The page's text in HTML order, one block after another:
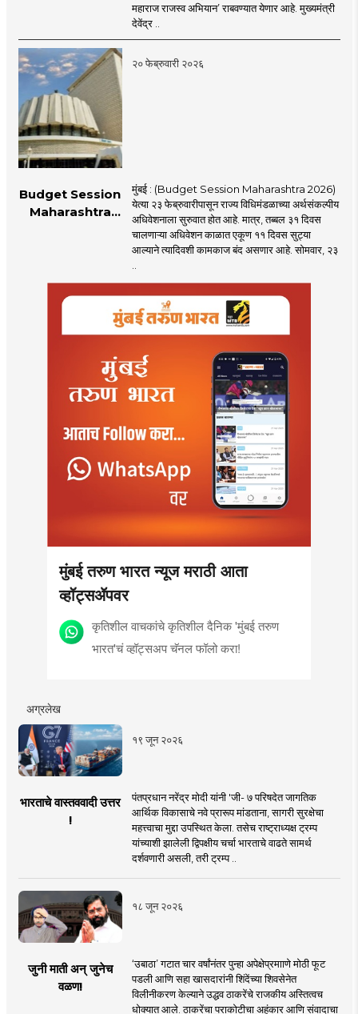
महाराज राजस्व अभियान'
सुरू; १५ सेवा आता
जनतेच्या दारी
महाराज राजस्व अभियान’ राबवण्यात येणार आहे. मुख्यमंत्री
देवेंद्र ..
२० फेब्रुवारी २०२६
Budget Session
Maharashtra
मुंबई : (Budget Session Maharashtra 2026)
येत्या २३ फेब्रुवारीपासून राज्य विधिमंडळाच्या अर्थसंकल्पीय
अधिवेशनाला सुरुवात होत आहे. मात्र, तब्बल ३१ दिवस
चालणाऱ्या अधिवेशन काळात एकूण ११ दिवस सुट्या
आल्याने त्यादिवशी कामकाज बंद असणार आहे. सोमवार, २३
मुंबई तरुण भारत न्यूज मराठी आता
व्हॉट्सॲपवर
कृतिशील वाचकांचे कृतिशील दैनिक 'मुंबई तरुण
भारत'चं व्हॉट्सअप चॅनल फॉलो करा!
अग्रलेख
१९ जून २०२६
भारताचे वास्तववादी उत्तर
!
पंतप्रधान नरेंद्र मोदी यांनी 'जी- ७ परिषदेत जागतिक
आर्थिक विकासाचे नवे प्रारूप मांडताना, सागरी सुरक्षेचा
महत्त्वाचा मुद्दा उपस्थित केला. तसेच राष्ट्राध्यक्ष ट्रम्प
यांच्याशी झालेली द्विपक्षीय चर्चा भारताचे वाढते सामर्थ
दर्शवणारी असली, तरी ट्रम्प ..
१८ जून २०२६
जुनी माती अन् जुनेच
वळण!
‘उबाठा’ गटात चार वर्षांनंतर पुन्हा अपेक्षेप्रमााणे मोठी फूट
पडली आणि सहा खासदारांनी शिंदेंच्या शिवसेनेत
विलीनीकरण केल्याने उद्धव ठाकरेंचे राजकीय अस्तित्वच
धोक्यात आले. ठाकरेंचा पराकोटीचा अहंकार आणि संवादाचा